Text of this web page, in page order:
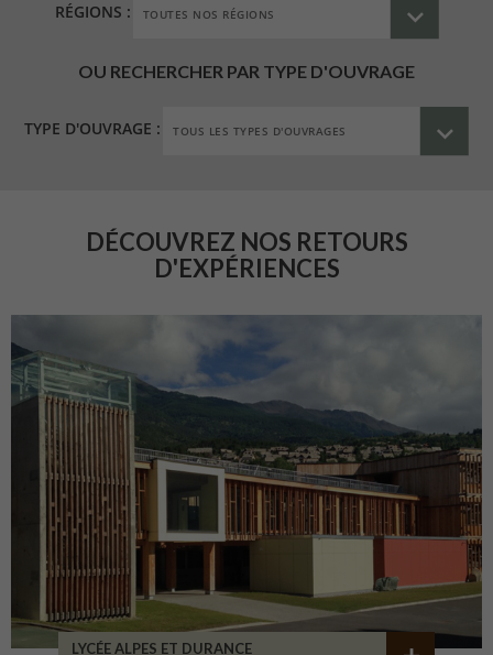
RÉGIONS :
OU RECHERCHER PAR TYPE D'OUVRAGE
TYPE D'OUVRAGE :
DÉCOUVREZ NOS RETOURS
D'EXPÉRIENCES
LYCÉE ALPES ET DURANCE